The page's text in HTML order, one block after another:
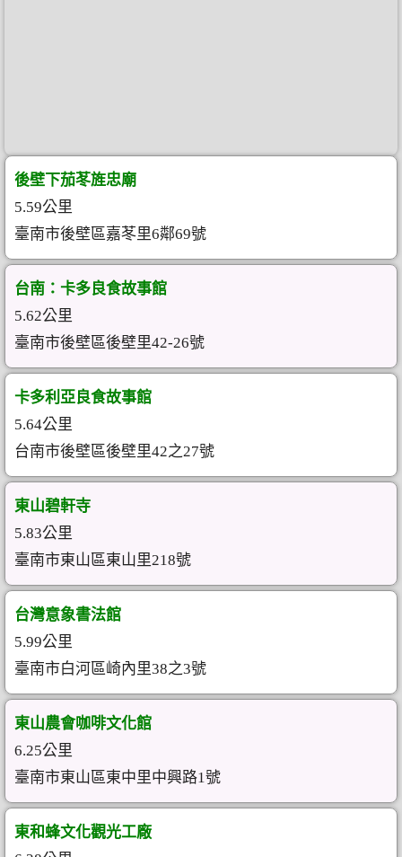
後壁下茄苳旌忠廟
5.59公里
臺南市後壁區嘉苳里6鄰69號
台南：卡多良食故事館
5.62公里
臺南市後壁區後壁里42-26號
卡多利亞良食故事館
5.64公里
台南市後壁區後壁里42之27號
東山碧軒寺
5.83公里
臺南市東山區東山里218號
台灣意象書法館
5.99公里
臺南市白河區崎內里38之3號
東山農會咖啡文化館
6.25公里
臺南市東山區東中里中興路1號
東和蜂文化觀光工廠